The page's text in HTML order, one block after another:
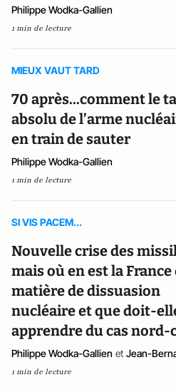
Philippe Wodka-Gallien
1 min de lecture
MIEUX VAUT TARD
70 après...comment le
absolu de l’arme
en train de sauter
Philippe Wodka-Gallien
1 min de lecture
SI VIS PACEM...
Nouvelle crise des
mais où en est la France
matière de dissuasion
nucléaire et que doit-
apprendre du cas nord-
Philippe Wodka-Gallien et Jean-
1 min de lecture